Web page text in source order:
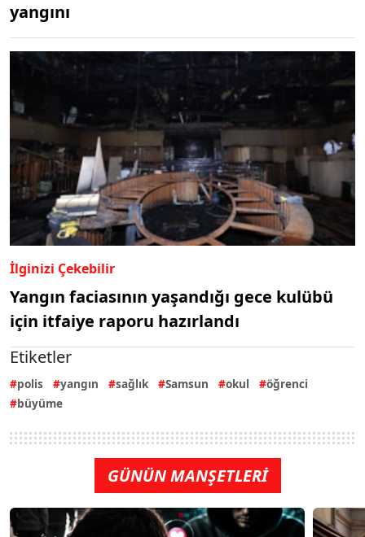
yangını
İlginizi Çekebilir
Yangın faciasının yaşandığı gece kulübü
için itfaiye raporu hazırlandı
Etiketler
polis yangın sağlık Samsun okul
öğrenci
büyüme
GÜNÜN MANŞETLERİ